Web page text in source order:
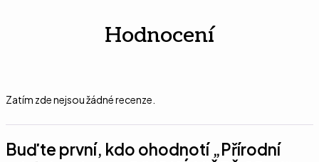
Hodnocení
Zatím zde nejsou žádné recenze.
Buďte první, kdo ohodnotí „Přírodní